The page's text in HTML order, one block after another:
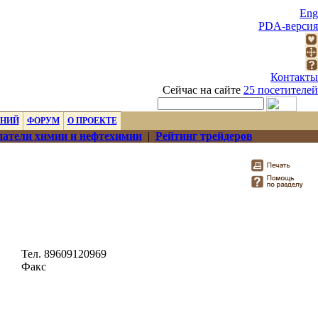
Eng
PDA-версия
Контакты
Сейчас на сайте 25 посетителей
ФОРУМ О ПРОЕКТЕ
химии и нефтехимии| Рейтинг трейдеров
Тел. 89609120969
Факс